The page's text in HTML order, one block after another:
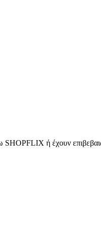
SHOPFLIX ή έχουν